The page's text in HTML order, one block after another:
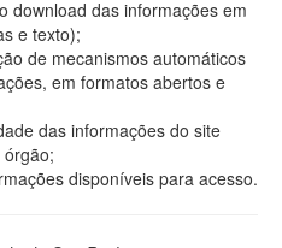
download das informações em
e texto);
de mecanismos automáticos
em formatos abertos e
das informações do site
disponíveis para acesso.